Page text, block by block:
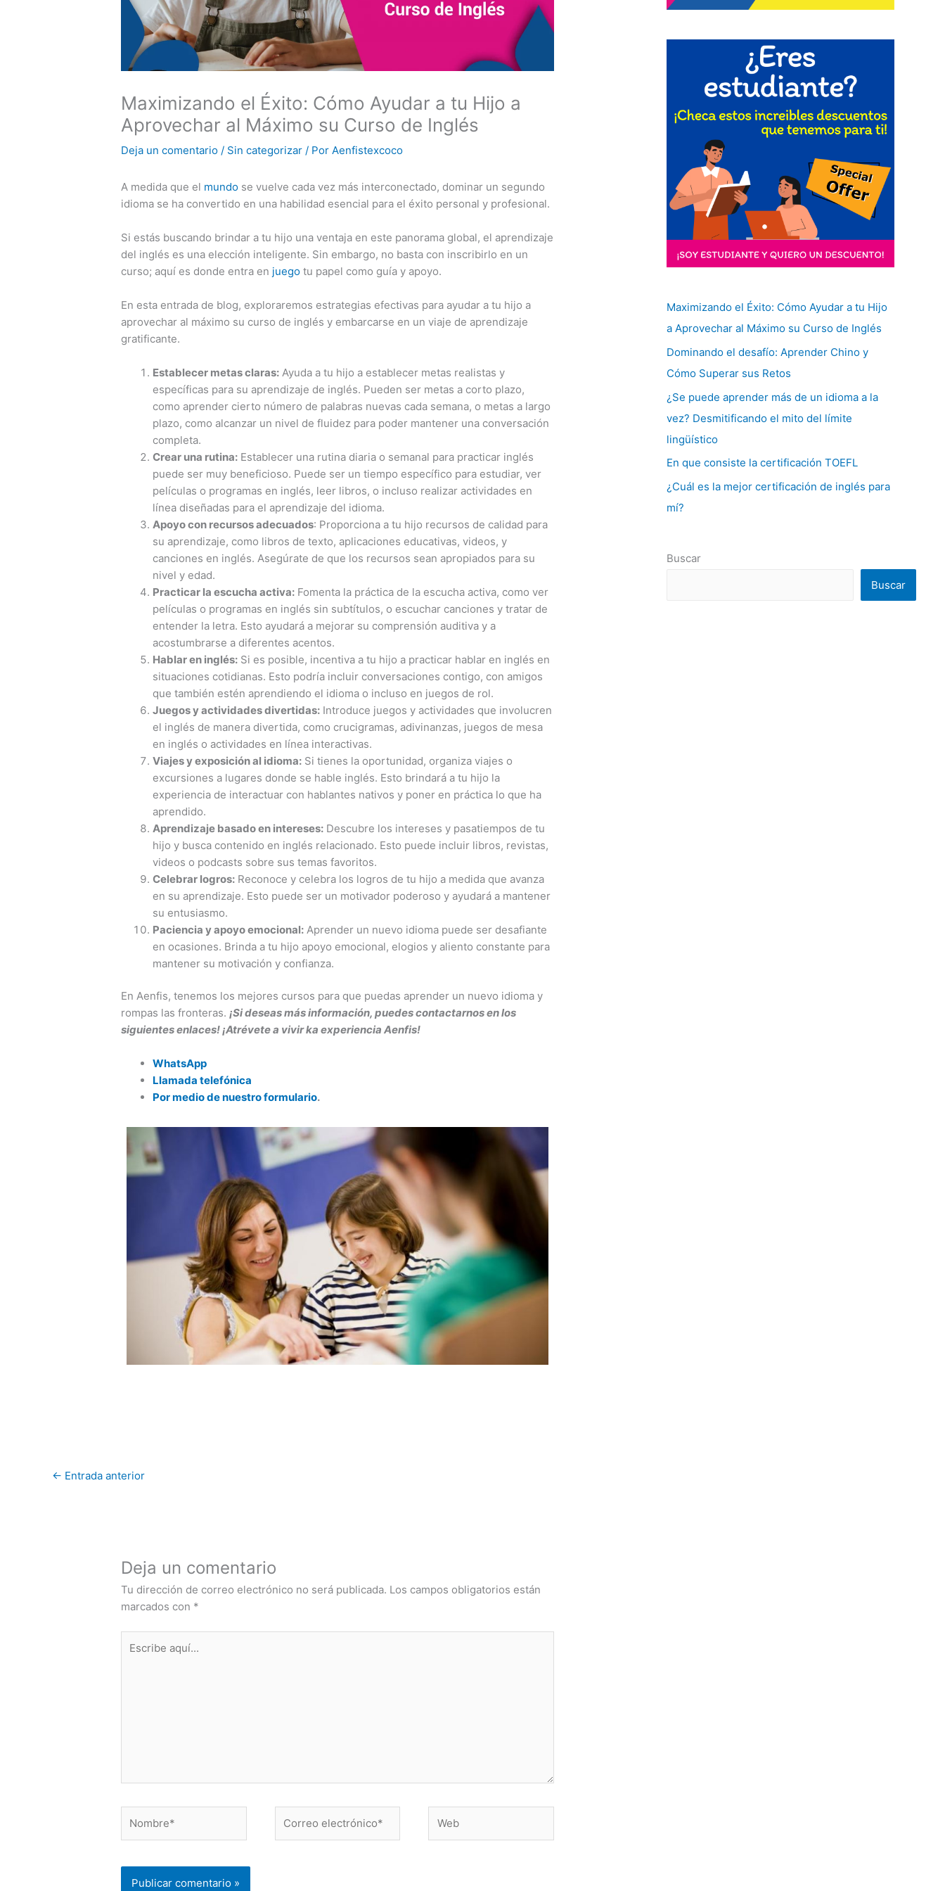
Maximizando el Éxito: Cómo Ayudar a tu Hijo a
Aprovechar al Máximo su Curso de Inglés
Deja un comentario / Sin categorizar / PorAenfistexcoco
A medida que el mundo se vuelve cada vez más interconectado, dominar un segundo
idioma se ha convertido en una habilidad esencial para el éxito personal y profesional.
Si estás buscando brindar a tu hijo una ventaja en este panorama global, el aprendizaje
del inglés es una elección inteligente. Sin embargo, no basta con inscribirlo en un
curso; aquí es donde entra en juego tu papel como guía y apoyo.
En esta entrada de blog, exploraremos estrategias efectivas para ayudar a tu hijo a
aprovechar al máximo su curso de inglés y embarcarse en un viaje de aprendizaje
gratificante.
Establecer metas claras: Ayuda a tu hijo a establecer metas realistas y
específicas para su aprendizaje de inglés. Pueden ser metas a corto plazo,
como aprender cierto número de palabras nuevas cada semana, o metas a largo
plazo, como alcanzar un nivel de fluidez para poder mantener una conversación
completa.
Crear una rutina: Establecer una rutina diaria o semanal para practicar inglés
puede ser muy beneficioso. Puede ser un tiempo específico para estudiar, ver
películas o programas en inglés, leer libros, o incluso realizar actividades en
línea diseñadas para el aprendizaje del idioma.
Apoyo con recursos adecuados: Proporciona a tu hijo recursos de calidad para
su aprendizaje, como libros de texto, aplicaciones educativas, videos, y
canciones en inglés. Asegúrate de que los recursos sean apropiados para su
nivel y edad.
Practicar la escucha activa: Fomenta la práctica de la escucha activa, como ver
películas o programas en inglés sin subtítulos, o escuchar canciones y tratar de
entender la letra. Esto ayudará a mejorar su comprensión auditiva y a
acostumbrarse a diferentes acentos.
Hablar en inglés: Si es posible, incentiva a tu hijo a practicar hablar en inglés en
situaciones cotidianas. Esto podría incluir conversaciones contigo, con amigos
que también estén aprendiendo el idioma o incluso en juegos de rol.
Juegos y actividades divertidas: Introduce juegos y actividades que involucren
el inglés de manera divertida, como crucigramas, adivinanzas, juegos de mesa
en inglés o actividades en línea interactivas.
Viajes y exposición al idioma: Si tienes la oportunidad, organiza viajes o
excursiones a lugares donde se hable inglés. Esto brindará a tu hijo la
experiencia de interactuar con hablantes nativos y poner en práctica lo que ha
aprendido.
Aprendizaje basado en intereses: Descubre los intereses y pasatiempos de tu
hijo y busca contenido en inglés relacionado. Esto puede incluir libros, revistas,
videos o podcasts sobre sus temas favoritos.
Celebrar logros: Reconoce y celebra los logros de tu hijo a medida que avanza
en su aprendizaje. Esto puede ser un motivador poderoso y ayudará a mantener
su entusiasmo.
Paciencia y apoyo emocional: Aprender un nuevo idioma puede ser desafiante
en ocasiones. Brinda a tu hijo apoyo emocional, elogios y aliento constante para
mantener su motivación y confianza.
En Aenfis, tenemos los mejores cursos para que puedas aprender un nuevo idioma y
rompas las fronteras.¡Si deseas más información, puedes contactarnos en los
siguientes enlaces! ¡Atrévete a vivir ka experiencia Aenfis!
WhatsApp
Llamada telefónica
Por medio de nuestro formulario.
← Entrada anterior
Deja un comentario
Tu dirección de correo electrónico no será publicada. Los campos obligatorios están
marcados con *
aquí...
electrónico*
Maximizando el Éxito: Cómo Ayudar a tu Hijo
a Aprovechar al Máximo su Curso de Inglés
Dominando el desafío: Aprender Chino y
Cómo Superar sus Retos
¿Se puede aprender más de un idioma a la
vez? Desmitificando el mito del límite
lingüístico
En que consiste la certificación TOEFL
¿Cuál es la mejor certificación de inglés para
mí?
Buscar
Buscar